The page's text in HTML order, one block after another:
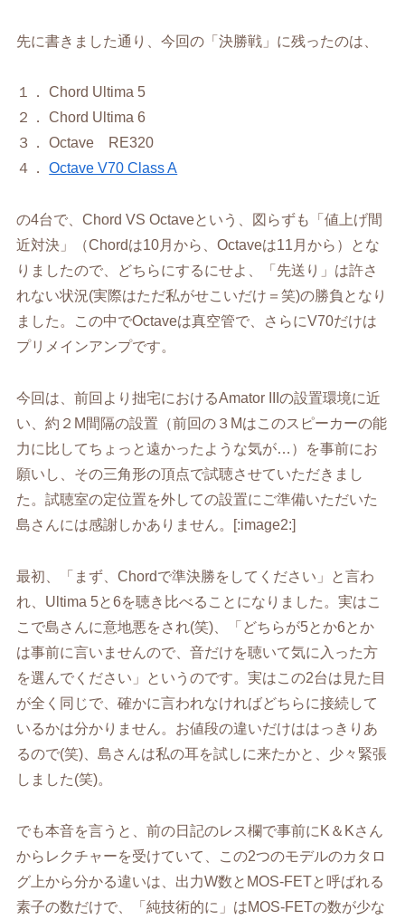
先に書きました通り、今回の「決勝戦」に残ったのは、
１． Chord Ultima 5
２． Chord Ultima 6
３． Octave RE320
４．Octave V70 Class A
の4台で、Chord VS Octaveという、図らずも「値上げ間
近対決」（Chordは10月から、Octaveは11月から）とな
りましたので、どちらにするにせよ、「先送り」は許さ
れない状況(実際はただ私がせこいだけ＝笑)の勝負となり
ました。この中でOctaveは真空管で、さらにV70だけは
プリメインアンプです。
今回は、前回より拙宅におけるAmator IIIの設置環境に近
い、約２M間隔の設置（前回の３Mはこのスピーカーの能
力に比してちょっと遠かったような気が…）を事前にお
願いし、その三角形の頂点で試聴させていただきまし
た。試聴室の定位置を外しての設置にご準備いただいた
島さんには感謝しかありません。[:image2:]
最初、「まず、Chordで準決勝をしてください」と言わ
れ、Ultima 5と6を聴き比べることになりました。実はこ
こで島さんに意地悪をされ(笑)、「どちらが5とか6とか
は事前に言いませんので、音だけを聴いて気に入った方
を選んでください」というのです。実はこの2台は見た目
が全く同じで、確かに言われなければどちらに接続して
いるかは分かりません。お値段の違いだけははっきりあ
るので(笑)、島さんは私の耳を試しに来たかと、少々緊張
しました(笑)。
でも本音を言うと、前の日記のレス欄で事前にK＆Kさん
からレクチャーを受けていて、この2つのモデルのカタロ
グ上から分かる違いは、出力W数とMOS-FETと呼ばれる
素子の数だけで、「純技術的に」はMOS-FETの数が少な